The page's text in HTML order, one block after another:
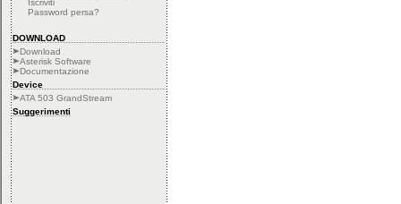
Iscriviti
Password persa?
DOWNLOAD
Download
Asterisk Software
Documentazione
Device
ATA 503 GrandStream
Suggerimenti